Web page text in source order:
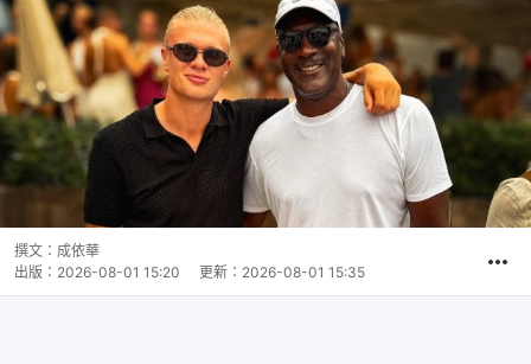
撰文： 成依華
出版： 2026-08-01 15:20 更新： 2026-08-01 15:35